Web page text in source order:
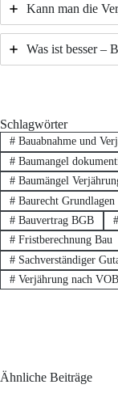
Kann man die
Was ist besser –
Schlagwörter
#Bauabnahme und
#Baumangel
#Baumängel
#Baurecht Grundlagen
#Bauvertrag BGB #
#Fristberechnung Bau
#Sachverständiger
#Verjährung nach
Ähnliche Beiträge